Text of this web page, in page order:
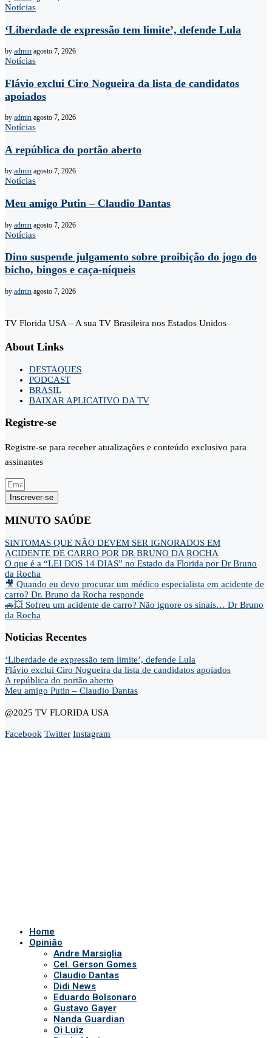
Notícias
‘Liberdade de expressão tem limite’, defende Lula
by admin agosto 7, 2026
Notícias
Flávio exclui Ciro Nogueira da lista de candidatos
apoiados
by admin agosto 7, 2026
Notícias
A república do portão aberto
by admin agosto 7, 2026
Notícias
Meu amigo Putin – Claudio Dantas
by admin agosto 7, 2026
Notícias
Dino suspende julgamento sobre proibição do jogo do
bicho, bingos e caça-níqueis
by admin agosto 7, 2026
TV Florida USA – A sua TV Brasileira nos Estados Unidos
About Links
DESTAQUES
PODCAST
BRASIL
BAIXAR APLICATIVO DA TV
Registre-se
Registre-se para receber atualizações e conteúdo exclusivo para
assinantes
Inscrever-se
MINUTO SAÚDE
SINTOMAS QUE NÃO DEVEM SER IGNORADOS EM
ACIDENTE DE CARRO POR DR BRUNO DA ROCHA
O que é a “LEI DOS 14 DIAS” no Estado da Florida por Dr Bruno
da Rocha
🎥 Quando eu devo procurar um médico especialista em acidente de
carro? Dr. Bruno da Rocha responde
🚗💥 Sofreu um acidente de carro? Não ignore os sinais… Dr Bruno
da Rocha
Noticias Recentes
‘Liberdade de expressão tem limite’, defende Lula
Flávio exclui Ciro Nogueira da lista de candidatos apoiados
A república do portão aberto
Meu amigo Putin – Claudio Dantas
@2025 TV FLORIDA USA
Facebook Twitter Instagram
Home
Opinião
Andre Marsiglia
Cel. Gerson Gomes
Claudio Dantas
Didi News
Eduardo Bolsonaro
Gustavo Gayer
Nanda Guardian
Oi Luiz